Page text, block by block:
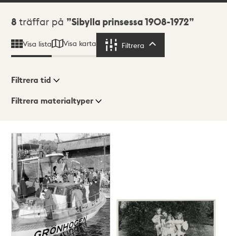
Sökresultat
8 träffar på Sibylla prinsessa 1908-1972
Visa lista Visa karta Filtrera
Visningsläge
Lista
Karta
Filtrera tid
Filtrera materialtyper
träffar